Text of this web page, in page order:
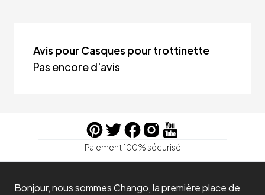
Avis pour Casques pour trottinette
Pas encore d'avis
Paiement 100% sécurisé
Bonjour, nous sommes Chango, la première place de